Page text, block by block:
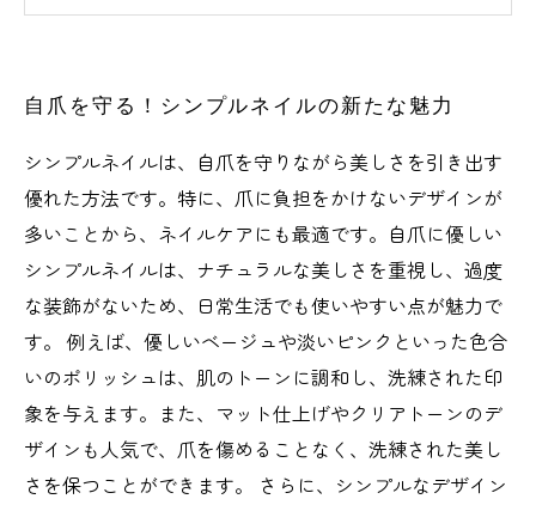
シンプルネイルで自爪を大切にする生活のすす
め
自爪を守る！シンプルネイルの新たな魅力
シンプルネイルは、自爪を守りながら美しさを引き出す
優れた方法です。特に、爪に負担をかけないデザインが
多いことから、ネイルケアにも最適です。自爪に優しい
シンプルネイルは、ナチュラルな美しさを重視し、過度
な装飾がないため、日常生活でも使いやすい点が魅力で
す。 例えば、優しいベージュや淡いピンクといった色合
いのポリッシュは、肌のトーンに調和し、洗練された印
象を与えます。また、マット仕上げやクリアトーンのデ
ザインも人気で、爪を傷めることなく、洗練された美し
さを保つことができます。 さらに、シンプルなデザイン